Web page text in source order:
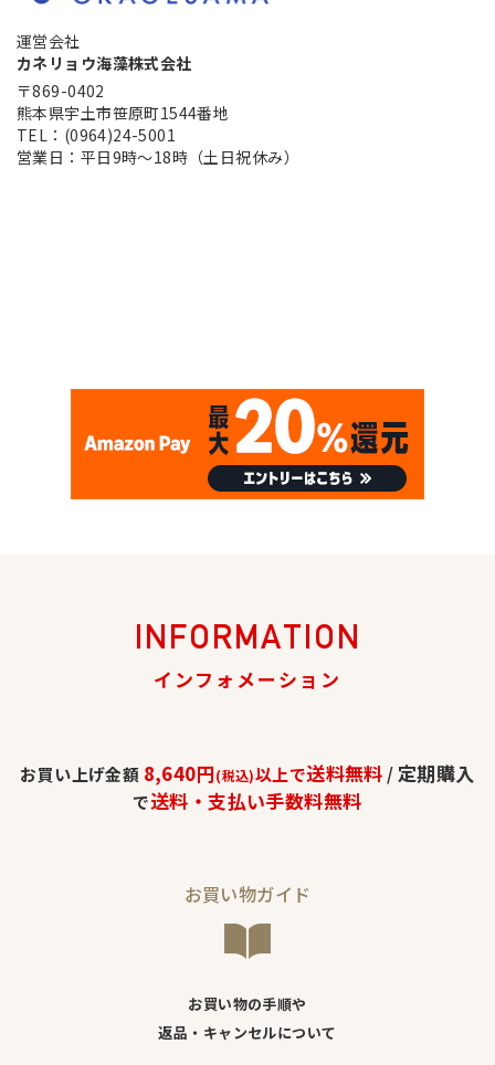
運営会社
カネリョウ海藻株式会社
〒869-0402
熊本県宇土市笹原町1544番地
TEL：(0964)24-5001
営業日：平日9時～18時（土日祝休み）
INFORMATION
インフォメーション
お買い上げ金額 8,640円(税込)以上で送料無料 /定期購入
で送料・支払い手数料無料
お買い物ガイド
お買い物の手順や
返品・キャンセルについて